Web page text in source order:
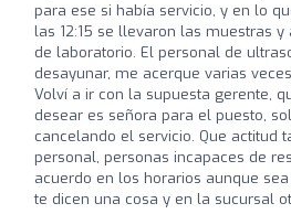
para ese si había servicio, y en lo
las 12:15 se llevaron las muestras
de laboratorio. El personal de
desayunar, me acerque varias
Volví a ir con la supuesta gerente,
desear es señora para el puesto,
cancelando el servicio. Que actitud
personal, personas incapaces de
acuerdo en los horarios aunque
te dicen una cosa y en la sucursal